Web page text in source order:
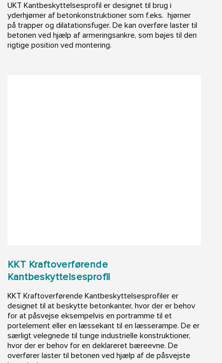
UKT Kantbeskyttelsesprofil er designet til brug i
yderhjørner af betonkonstruktioner som f.eks. hjørner
på trapper og dilatationsfuger. De kan overføre laster til
betonen ved hjælp af armeringsankre, som bøjes til den
rigtige position ved montering.
KKT Kraftoverførende
Kantbeskyttelsesprofil
KKT Kraftoverførende Kantbeskyttelsesprofiler er
designet til at beskytte betonkanter, hvor der er behov
for at påsvejse eksempelvis en portramme til et
portelement eller en læssekant til en læsserampe. De er
særligt velegnede til tunge industrielle konstruktioner,
hvor der er behov for en deklareret bæreevne. De
overfører laster til betonen ved hjælp af de påsvejste